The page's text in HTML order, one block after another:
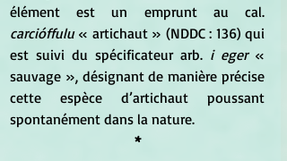
carcióffulu « artichaut » (NDDC : 136) qui
est suivi du spécificateur arb. i eger «
sauvage », désignant de manière précise
cette espèce d’artichaut poussant
spontanément dans la nature.
*